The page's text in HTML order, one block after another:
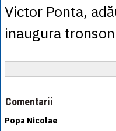
Victor Ponta,
inaugura
Comentarii
Popa Nicolae